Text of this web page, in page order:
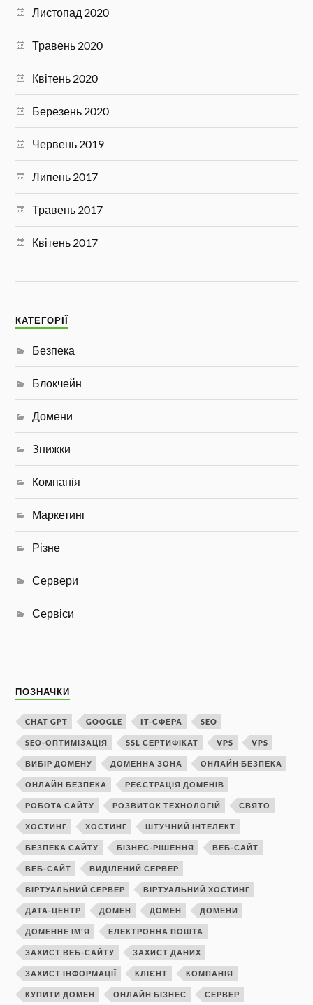
Листопад 2020
Травень 2020
Квітень 2020
Березень 2020
Червень 2019
Липень 2017
Травень 2017
Квітень 2017
КАТЕГОРІЇ
Безпека
Блокчейн
Домени
Знижки
Компанія
Маркетинг
Різне
Сервери
Сервіси
ПОЗНАЧКИ
CHAT GPT GOOGLE IT-СФЕРА SEO
SEO-ОПТИМІЗАЦІЯ SSL СЕРТИФІКАТ VPS VPS
ВИБІР ДОМЕНУ ДОМЕННА ЗОНА ОНЛАЙН БЕЗПЕКА
ОНЛАЙН БЕЗПЕКА РЕЄСТРАЦІЯ ДОМЕНІВ
РОБОТА САЙТУ РОЗВИТОК ТЕХНОЛОГІЙ СВЯТО
ХОСТИНГ ХОСТИНГ ШТУЧНИЙ ІНТЕЛЕКТ
БЕЗПЕКА САЙТУ БІЗНЕС-РІШЕННЯ ВЕБ-САЙТ
ВЕБ-САЙТ ВИДІЛЕНИЙ СЕРВЕР
ВІРТУАЛЬНИЙ СЕРВЕР ВІРТУАЛЬНИЙ ХОСТИНГ
ДАТА-ЦЕНТР ДОМЕН ДОМЕН ДОМЕНИ
ДОМЕННЕ ІМ'Я ЕЛЕКТРОННА ПОШТА
ЗАХИСТ ВЕБ-САЙТУ ЗАХИСТ ДАНИХ
ЗАХИСТ ІНФОРМАЦІЇ КЛІЄНТ КОМПАНІЯ
КУПИТИ ДОМЕН ОНЛАЙН БІЗНЕС СЕРВЕР